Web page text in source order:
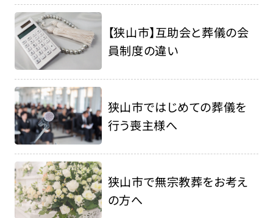
【狭山市】互助会と葬儀の会
員制度の違い
狭山市ではじめての葬儀を
行う喪主様へ
狭山市で無宗教葬をお考え
の方へ